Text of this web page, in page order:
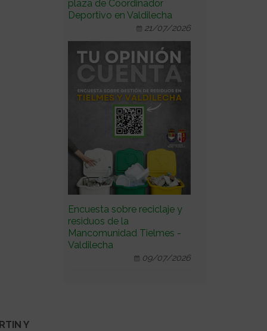
Y
plaza de Coordinador
Deportivo en Valdilecha
21/07/2026
Encuesta sobre reciclaje y
residuos de la
Mancomunidad Tielmes -
Valdilecha
09/07/2026